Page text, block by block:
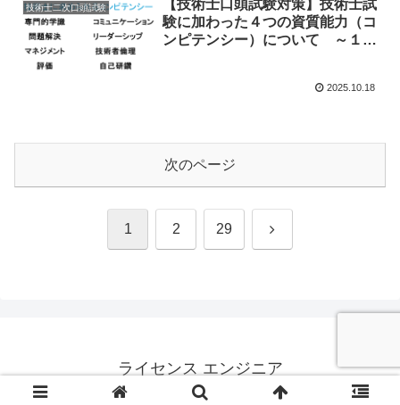
技術士二次口頭試験
【技術士口頭試験対策】技術士試
験に加わった４つの資質能力（コ
ンピテンシー）について ～１０
2025.10.18
次のページ
1 2 29 次
ライセンス エンジニア
© 2019 ライセンス エンジニア.